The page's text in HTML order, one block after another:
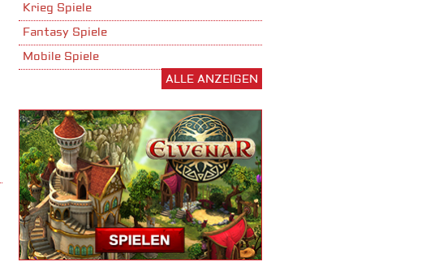
Krieg Spiele
Fantasy Spiele
Mobile Spiele
Download Spiele
3D Spiele
Tablet Spiele
Android Spiele
iPhone Spiele
iOS Spiele
ALLE ANZEIGEN